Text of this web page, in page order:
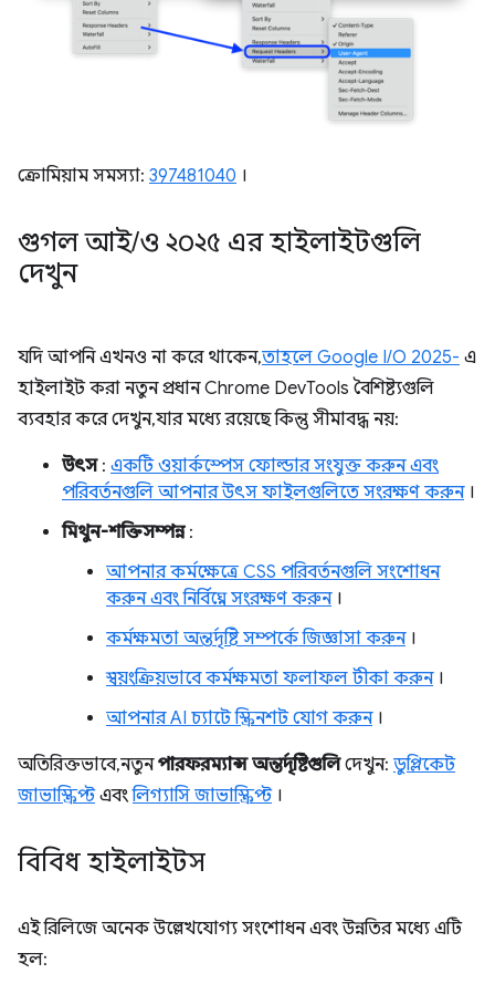
ক্রোমিয়াম সমস্যা: 397481040 ।
গুগল আই/ও ২০২৫ এর হাইলাইটগুলি
দেখুন
যদি আপনি এখনও না করে থাকেন,তাহলে Google I/O 2025- এ
হাইলাইট করা নতুন প্রধান Chrome DevTools বৈশিষ্ট্যগুলি
ব্যবহার করে দেখুন, যার মধ্যে রয়েছে কিন্তু সীমাবদ্ধ নয়:
উৎস: একটি ওয়ার্কস্পেস ফোল্ডার সংযুক্ত করুন এবং
পরিবর্তনগুলি আপনার উৎস ফাইলগুলিতে সংরক্ষণ করুন।
মিথুন-শক্তিসম্পন্ন:
আপনার কর্মক্ষেত্রে CSS পরিবর্তনগুলি সংশোধন
করুন এবং নির্বিঘ্নে সংরক্ষণ করুন।
কর্মক্ষমতা অন্তর্দৃষ্টি সম্পর্কে জিজ্ঞাসা করুন।
স্বয়ংক্রিয়ভাবে কর্মক্ষমতা ফলাফল টীকা করুন।
আপনার AI চ্যাটে স্ক্রিনশট যোগ করুন।
অতিরিক্তভাবে, নতুনপারফরম্যান্স অন্তর্দৃষ্টিগুলিদেখুন: ডুপ্লিকেট
জাভাস্ক্রিপ্টএবংলিগ্যাসি জাভাস্ক্রিপ্ট।
বিবিধ হাইলাইটস
এই রিলিজে অনেক উল্লেখযোগ্য সংশোধন এবং উন্নতির মধ্যে এটি
হল: